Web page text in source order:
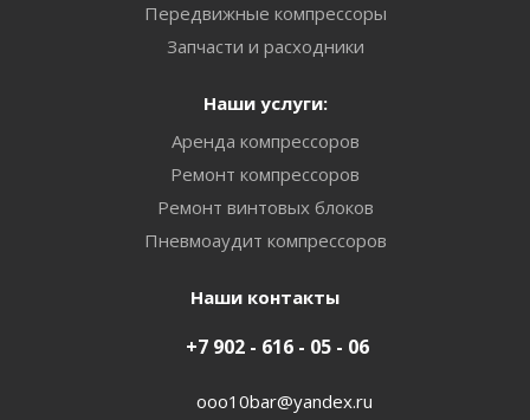
Передвижные компрессоры
Запчасти и расходники
Наши услуги:
Аренда компрессоров
Ремонт компрессоров
Ремонт винтовых блоков
Пневмоаудит компрессоров
Наши контакты
+7 902 - 616 - 05 - 06
ooo10bar@yandex.ru